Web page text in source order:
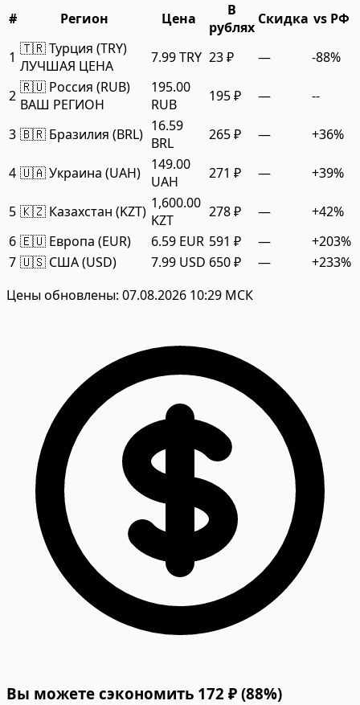
#
Регион Цена
В
рублях Скидка vs РФ
1 🇹🇷 Турция (TRY)
ЛУЧШАЯ ЦЕНА
7.99 TRY 23 ₽ — -88%
2 🇷🇺 Россия (RUB)
ВАШ РЕГИОН
195.00
RUB
195 ₽ — --
3 🇧🇷 Бразилия (BRL) 16.59
BRL
265 ₽ — +36%
4 🇺🇦 Украина (UAH)
149.00
UAH
271 ₽ — +39%
5 🇰🇿 Казахстан (KZT) 1,600.00
KZT
278 ₽ —
+42%
6 🇪🇺 Европа (EUR) 6.59 EUR 591 ₽ —
+203%
7 🇺🇸 США (USD) 7.99 USD 650 ₽ —
+233%
Цены обновлены: 07.08.2026 10:29 МСК
Вы можете сэкономить 172 ₽ (88%)